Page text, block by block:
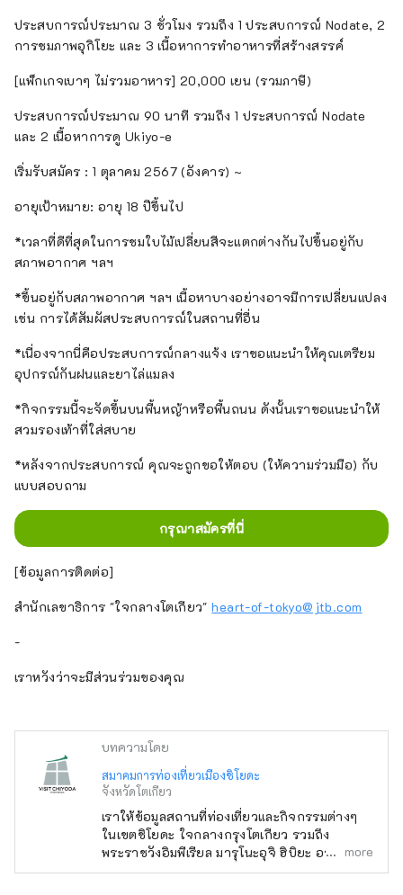
ประสบการณ์ประมาณ 3 ชั่วโมง รวมถึง 1 ประสบการณ์ Nodate, 2
การชมภาพอุกิโยะ และ 3 เนื้อหาการทำอาหารที่สร้างสรรค์
[แพ็กเกจเบาๆ ไม่รวมอาหาร] 20,000 เยน (รวมภาษี)
ประสบการณ์ประมาณ 90 นาที รวมถึง 1 ประสบการณ์ Nodate
และ 2 เนื้อหาการดู Ukiyo-e
เริ่มรับสมัคร : 1 ตุลาคม 2567 (อังคาร) ~
อายุเป้าหมาย: อายุ 18 ปีขึ้นไป
*เวลาที่ดีที่สุดในการชมใบไม้เปลี่ยนสีจะแตกต่างกันไปขึ้นอยู่กับ
สภาพอากาศ ฯลฯ
*ขึ้นอยู่กับสภาพอากาศ ฯลฯ เนื้อหาบางอย่างอาจมีการเปลี่ยนแปลง
เช่น การได้สัมผัสประสบการณ์ในสถานที่อื่น
*เนื่องจากนี่คือประสบการณ์กลางแจ้ง เราขอแนะนำให้คุณเตรียม
อุปกรณ์กันฝนและยาไล่แมลง
*กิจกรรมนี้จะจัดขึ้นบนพื้นหญ้าหรือพื้นถนน ดังนั้นเราขอแนะนำให้
สวมรองเท้าที่ใส่สบาย
*หลังจากประสบการณ์ คุณจะถูกขอให้ตอบ (ให้ความร่วมมือ) กับ
แบบสอบถาม
กรุณาสมัครที่นี่
[ข้อมูลการติดต่อ]
สำนักเลขาธิการ "ใจกลางโตเกียว"heart-of-tokyo@jtb.com
-
เราหวังว่าจะมีส่วนร่วมของคุณ
บทความโดย
สมาคมการท่องเที่ยวเมืองชิโยดะ
จังหวัดโตเกียว
เราให้ข้อมูลสถานที่ท่องเที่ยวและกิจกรรมต่างๆ
ในเขตชิโยดะ ใจกลางกรุงโตเกียว รวมถึง
พระราชวังอิมพีเรียล มารุโนะอุจิ ฮิบิยะ อากิฮาบา
ระ คันดะ จิมโบโช โอชะโนะมิซุ คุดันชิตะ อิดาบา
more